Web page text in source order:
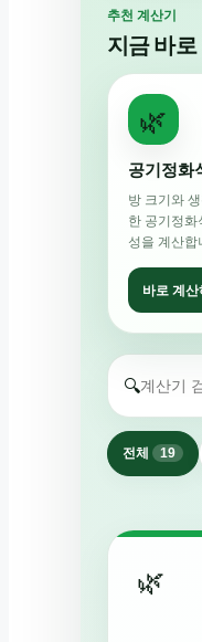
추천 계산기
지금 바
🌿
공기정화
방 크기와
한 공기정
성을 계산합
바로 계
🔍
전체 19
🌿